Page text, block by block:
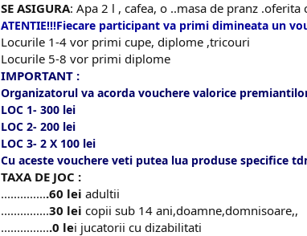
SE ASIGURA: Apa 2 l , cafea, o ..masa de pranz
ATENTIE!!!Fiecare participant va primi dimineata un
Locurile 1-4 vor primi cupe, diplome ,tricouri
Locurile 5-8 vor primi diplome
IMPORTANT :
Organizatorul va acorda vouchere valorice
LOC 1- 300 lei
LOC 2- 200 lei
LOC 3- 2 X 100 lei
Cu aceste vouchere veti putea lua produse specifice
TAXA DE JOC :
...............60 lei adultii
...............30 lei copii sub 14 ani,doamne,domnisoare,,
................0 lei jucatorii cu dizabilitati